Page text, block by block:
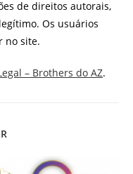
de direitos autorais,
Os usuários
no site.
– Brothers do AZ.